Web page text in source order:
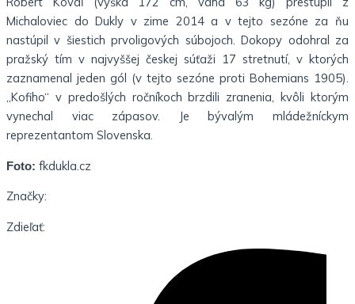
Michaloviec do Dukly v zime 2014 a v tejto sezóne za ňu
nastúpil v šiestich prvoligových súbojoch. Dokopy odohral za
pražský tím v najvyššej českej súťaži 17 stretnutí, v ktorých
zaznamenal jeden gól (v tejto sezóne proti Bohemians 1905).
„Kofiho“ v predošlých ročníkoch brzdili zranenia, kvôli ktorým
vynechal viac zápasov. Je bývalým mládežníckym
reprezentantom Slovenska.
Foto: fkdukla.cz
Značky:
Zdieľať: